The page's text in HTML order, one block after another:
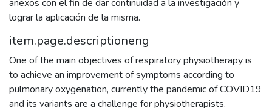
anexos con el fin de dar continuidad a la investigación y
lograr la aplicación de la misma.
item.page.descriptioneng
One of the main objectives of respiratory physiotherapy is
to achieve an improvement of symptoms according to
pulmonary oxygenation, currently the pandemic of COVID19
and its variants are a challenge for physiotherapists.